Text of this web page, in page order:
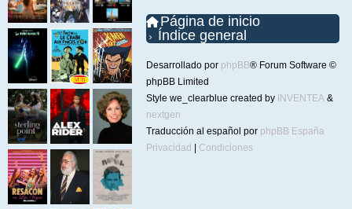
Página de inicio
Índice general
Desarrollado por phpBB® Forum Software ©
phpBB Limited
Style we_clearblue created by INVENTEA &
nextgen
Traducción al español por phpBB España
Privacidad
Condiciones